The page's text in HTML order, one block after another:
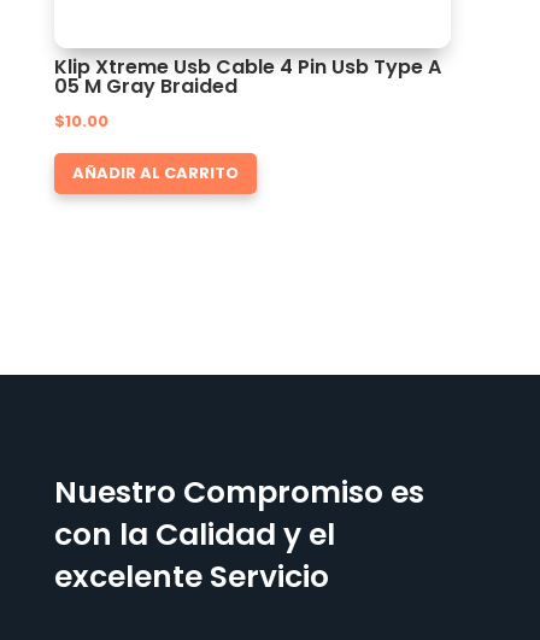
Klip Xtreme Usb Cable 4 Pin Usb Type A
05 M Gray Braided
$10.00
AÑADIR AL CARRITO
Nuestro Compromiso es
con la Calidad y el
excelente Servicio